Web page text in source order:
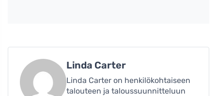
Linda Carter
Linda Carter on henkilökohtaiseen
talouteen ja taloussuunnitteluun